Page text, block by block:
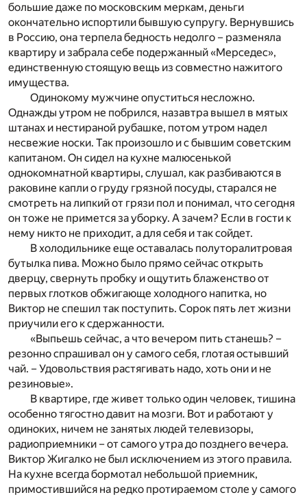
большие даже по московским меркам, деньги
окончательно испортили бывшую супругу. Вернувшись
в Россию, она терпела бедность недолго – разменяла
квартиру и забрала себе подержанный «Мерседес»,
единственную стоящую вещь из совместно нажитого
имущества.
Одинокому мужчине опуститься несложно.
Однажды утром не побрился, назавтра вышел в мятых
штанах и нестираной рубашке, потом утром надел
несвежие носки. Так произошло и с бывшим советским
капитаном. Он сидел на кухне малюсенькой
однокомнатной квартиры, слушал, как разбиваются в
раковине капли о груду грязной посуды, старался не
смотреть на липкий от грязи пол и понимал, что сегодня
он тоже не примется за уборку. А зачем? Если в гости к
нему никто не приходит, а для себя и так сойдет.
В холодильнике еще оставалась полуторалитровая
бутылка пива. Можно было прямо сейчас открыть
дверцу, свернуть пробку и ощутить блаженство от
первых глотков обжигающе холодного напитка, но
Виктор не спешил так поступить. Сорок пять лет жизни
приучили его к сдержанности.
«Выпьешь сейчас, а что вечером пить станешь? –
резонно спрашивал он у самого себя, глотая остывший
чай. – Удовольствия растягивать надо, хоть они и не
резиновые».
В квартире, где живет только один человек, тишина
особенно тягостно давит на мозги. Вот и работают у
одиноких, ничем не занятых людей телевизоры,
радиоприемники – от самого утра до позднего вечера.
Виктор Жигалко не был исключением из этого правила.
На кухне всегда бормотал небольшой приемник,
примостившийся на редко протираемом столе у самого